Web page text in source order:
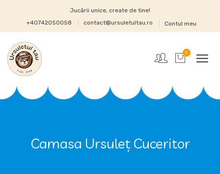
Jucării unice, create de tine!
+40742050058
contact@ursuletultau.ro Contul meu
0
Camasa Ursuleț Cuceritor